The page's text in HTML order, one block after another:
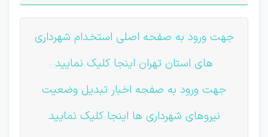
جهت ورود به صفحه اصلی استخدام شهرداری
های استان تهران اینجا کلیک نمایید
جهت ورود به صفحه اخبار تبدیل وضعیت
نیروهای شهرداری ها اینجا کلیک نمایید